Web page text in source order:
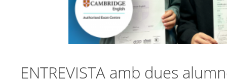
ENTREVISTA amb dues